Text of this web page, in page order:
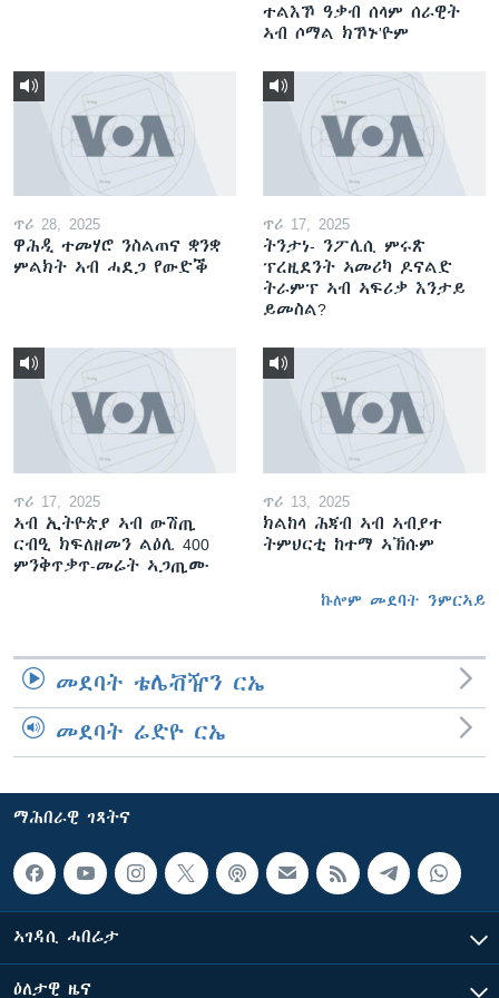
ተልእኾ ዓቃብ ሰላም ሰራዊት
ኣብ ሶማል ክኾኑ'ዮም
ጥሪ 28, 2025
ዋሕዲ ተመሃሮ ንስልጠና ቋንቋ
ምልክት ኣብ ሓደጋ የውድቕ
ጥሪ 17, 2025
ትንታነ- ንፖሊሲ ምሩጽ
ፕረዚደንት ኣመሪካ ዶናልድ
ትራምፕ ኣብ ኣፍሪቃ እንታይ
ይመስል?
ጥሪ 17, 2025
ኣብ ኢትዮጵያ ኣብ ውሽጢ
ርብዒ ክፍለዘመን ልዕሊ 400
ምንቅጥቃጥ-መሬት ኣጋጢሙ
ጥሪ 13, 2025
ክልከላ ሕጃብ ኣብ ኣብያተ
ትምህርቲ ከተማ ኣኽሱም
ኩሎም መደባት ንምርኣይ
መደባት ቴሌቭዥን ርኤ
መደባት ሬድዮ ርኤ
ማሕበራዊ ገጻትና
ኣገዳሲ ሓበሬታ
ዕለታዊ ዜና